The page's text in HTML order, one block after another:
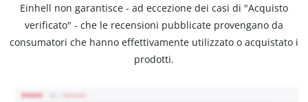
Einhell non garantisce - ad eccezione dei casi di "Acquisto
verificato" - che le recensioni pubblicate provengano da
consumatori che hanno effettivamente utilizzato o acquistato i
prodotti.